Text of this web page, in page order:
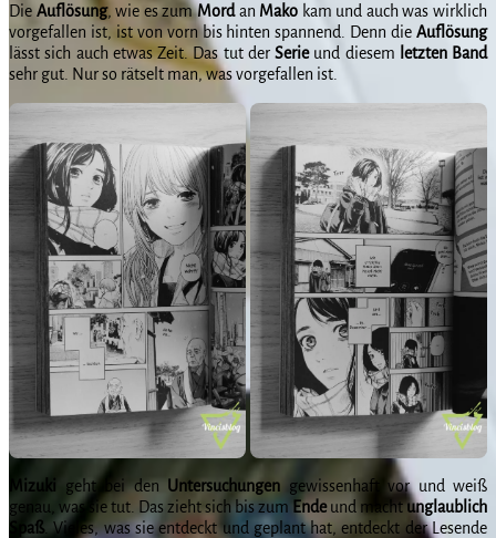
Die Auflösung, wie es zumMordan Mako kam und auch was wirklich
vorgefallen ist, ist von vorn bis hinten spannend. Denn die Auflösung
lässt sich auch etwas Zeit. Das tut der Serieund diesem letzten Band
sehr gut. Nur so rätselt man, was vorgefallen ist.
Mizuki geht bei den Untersuchungen gewissenhaft vor und weiß
genau, was sie tut. Das zieht sich bis zum Endeund machtunglaublich
Spaß . Vieles, was sie entdeckt und geplant hat, entdeckt der Lesende